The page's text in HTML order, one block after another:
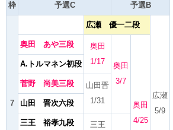
枠 予選C 予選B
7
広瀬 優一二段
広瀬
5/9
奥田 あや三段
奥田
1/17
奥田
3/7
奥田
4/25
A.トルマネン初段
菅野 尚美三段
山田晋
1/31
山田 晋次六段
三王 裕孝九段
三王